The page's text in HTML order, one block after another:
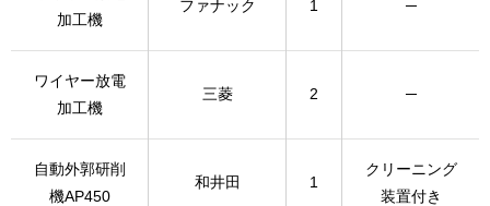
加工機
ファナック 1 ─
ワイヤー放電
加工機
三菱 2 ─
自動外郭研削
機AP450
和井田 1
クリーニング
装置付き